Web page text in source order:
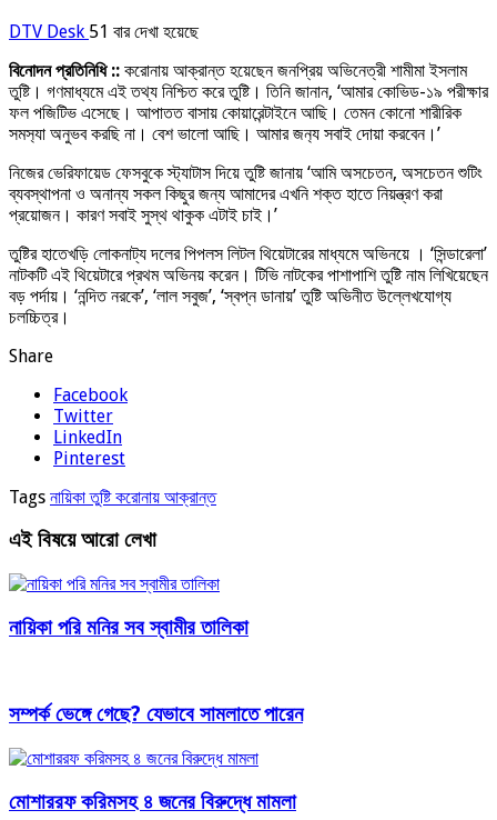
DTV Desk 51 বার দেখা হয়েছে
বিনোদন প্রতিনিধি :: করোনায় আক্রান্ত হয়েছেন জনপ্রিয় অভিনেত্রী শামীমা ইসলাম
তুষ্টি। গণমাধ্যমে এই তথ্য নিশ্চিত করে তুষ্টি। তিনি জানান, ‘আমার কোভিড-১৯ পরীক্ষার
ফল পজিটিভ এসেছে। আপাতত বাসায় কোয়ারেন্টাইনে আছি। তেমন কোনো শারীরিক
সমস‌্যা অনুভব করছি না। বেশ ভালো আছি। আমার জন‌্য সবাই দোয়া করবেন।’
নিজের ভেরিফায়েড ফেসবুকে স্ট্যাটাস দিয়ে তুষ্টি জানায় ‘আমি অসচেতন, অসচেতন শুটিং
ব্যবস্থাপনা ও অনান্য সকল কিছুর জন্য আমাদের এখনি শক্ত হাতে নিয়ন্ত্রণ করা
প্রয়োজন। কারণ সবাই সুস্থ থাকুক এটাই চাই।’
তুষ্টির হাতেখড়ি লোকনাট্য দলের পিপলস লিটল থিয়েটারের মাধ্যমে অভিনয়ে । ‘সিন্ডারেলা’
নাটকটি এই থিয়েটারে প্রথম অভিনয় করেন। টিভি নাটকের পাশাপাশি তুষ্টি নাম লিখিয়েছেন
বড় পর্দায়। ‘নন্দিত নরকে’, ‘লাল সবুজ’, ‘স্বপ্ন ডানায়’ তুষ্টি অভিনীত উল্লেখযোগ্য
চলচ্চিত্র।
Share
Facebook
Twitter
LinkedIn
Pinterest
Tags নায়িকা তুষ্টি করোনায় আক্রান্ত
এই বিষয়ে আরো লেখা
নায়িকা পরি মনির সব স্বামীর তালিকা
সম্পর্ক ভেঙ্গে গেছে? যেভাবে সামলাতে পারেন
মোশাররফ করিমসহ ৪ জনের বিরুদ্ধে মামলা